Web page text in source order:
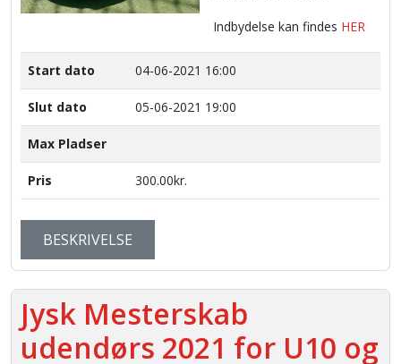
Indbydelse kan findes HER
Start dato 04-06-2021 16:00
Slut dato 05-06-2021 19:00
Max Pladser
Pris 300.00kr.
BESKRIVELSE
Jysk Mesterskab
udendørs 2021 for U10 og